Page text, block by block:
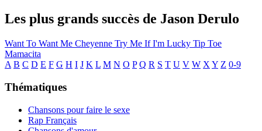
Les plus grands succès de Jason Derulo
Want To Want Me Cheyenne Try Me If I'm Lucky Tip Toe
Mamacita
A B C D E F G H I J K L M N O P Q R S T U V W X Y Z 0-9
Thématiques
Chansons pour faire le sexe
Rap Français